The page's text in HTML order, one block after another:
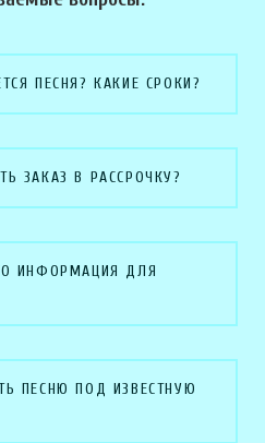
ПЕСНЯ? КАКИЕ СРОКИ?
ЗАКАЗ В РАССРОЧКУ?
ИНФОРМАЦИЯ ДЛЯ
ПЕСНЮ ПОД ИЗВЕСТНУЮ